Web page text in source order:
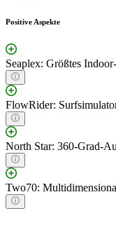
Positive Aspekte
Seaplex: Größtes
FlowRider:
North Star: 360-Grad-
Two70: